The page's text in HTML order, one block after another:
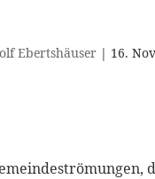
Ebertshäuser | 16.